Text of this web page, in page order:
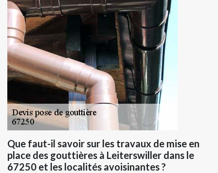
Que faut-il savoir sur les travaux de mise en
place des gouttières à Leiterswiller dans le
67250 et les localités avoisinantes ?